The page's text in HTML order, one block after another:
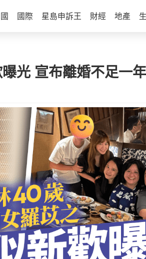
國際 星島申訴王 財經 地產
光 宣布離婚不足一